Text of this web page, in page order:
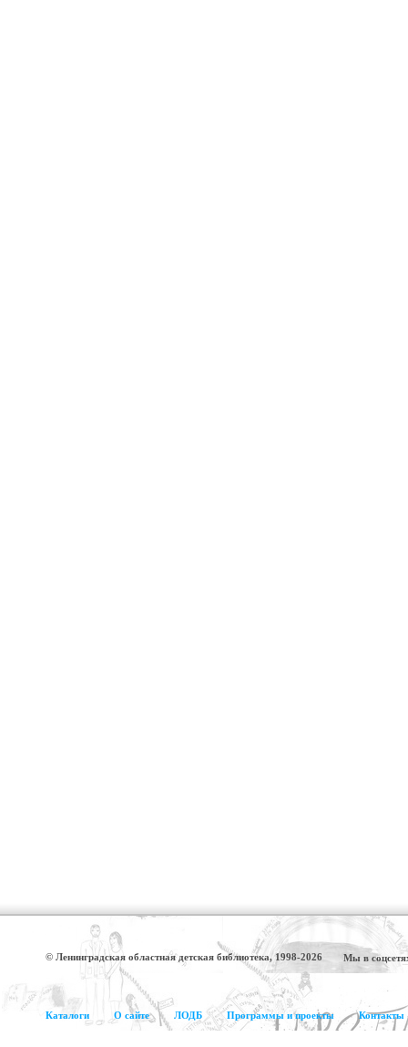
© Ленинградская областная детская библиотека, 1998-2026 Мы в
Каталоги О сайте ЛОДБ Программы и проекты Контакты